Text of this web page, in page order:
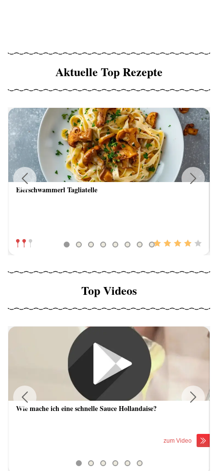
Aktuelle Top Rezepte
Eierschwammerl Tagliatelle
Previous
Top Videos
Wie mache ich eine schnelle Sauce Hollandaise?
zum Video
Previous